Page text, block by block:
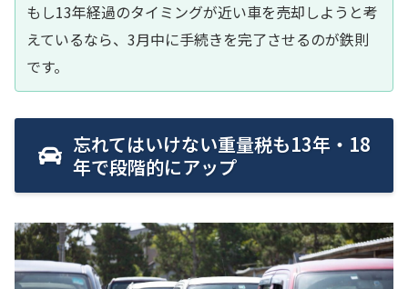
もし13年経過のタイミングが近い車を売却しようと考
えているなら、3月中に手続きを完了させるのが鉄則
です。
忘れてはいけない重量税も13年・18
年で段階的にアップ